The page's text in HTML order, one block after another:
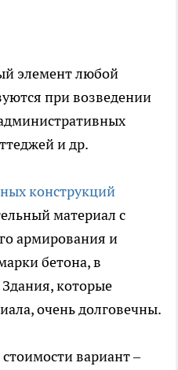
элемент любой
при возведении
и др.
конструкций
материал с
армирования и
бетона, в
которые
очень долговечны.
вариант –